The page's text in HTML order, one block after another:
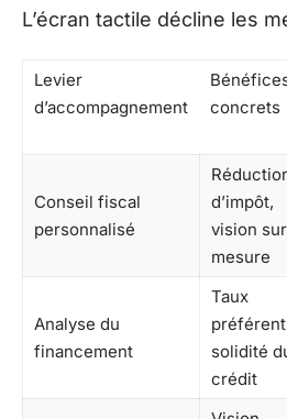
L’écran tactile décline les
Levier
d’accompagnement
concrets
Conseil fiscal
personnalisé
d’impôt,
vision sur
mesure
Analyse du
financement
Taux
solidité
crédit